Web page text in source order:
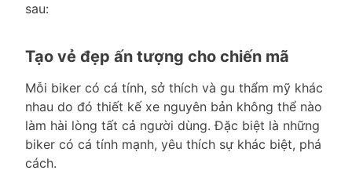
sau:
Tạo vẻ đẹp ấn tượng cho chiến mã
Mỗi biker có cá tính, sở thích và gu thẩm mỹ khác
nhau do đó thiết kế xe nguyên bản không thể nào
làm hài lòng tất cả người dùng. Đặc biệt là những
biker có cá tính mạnh, yêu thích sự khác biệt, phá
cách.